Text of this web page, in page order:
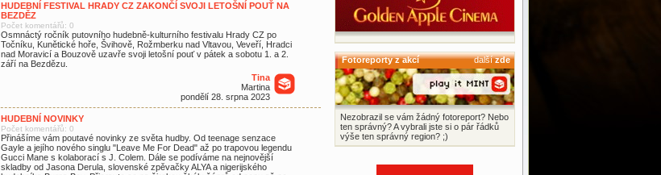
HUDEBNÍ FESTIVAL HRADY CZ ZAKONČÍ SVOJI LETOŠNÍ POUŤ NA
BEZDĚZ
Počet komentářů: 0
Osmnáctý ročník putovního hudebně-kulturního festivalu Hrady CZ po
Točníku, Kunětické hoře, Švihově, Rožmberku nad Vltavou, Veveří, Hradci
nad Moravicí a Bouzově uzavře svoji letošní pouť v pátek a sobotu 1. a 2.
září na Bezdězu.
Tina
Martina
pondělí 28. srpna 2023
HUDEBNÍ NOVINKY
Počet komentářů: 0
Přinášíme vám poutavé novinky ze světa hudby. Od teenage senzace
Gayle a jejího nového singlu "Leave Me For Dead" až po trapovou legendu
Gucci Mane s kolaborací s J. Colem. Dále se podíváme na nejnovější
skladby od Jasona Derula, slovenské zpěvačky ALYA a nigerijského
Fotoreporty z akcí dalšízde
Nezobrazil se vám žádný fotoreport? Nebo
ten správný? A vybrali jste si o pár řádků
výše ten správný region? ;)